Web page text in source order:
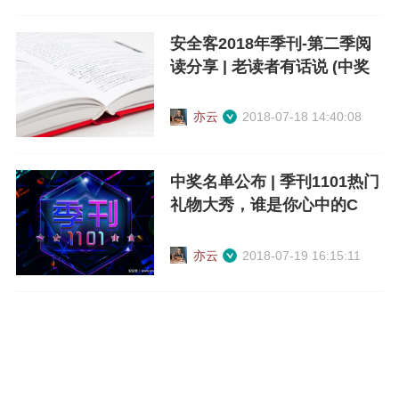
安全客2018年季刊-第二季阅
读分享 | 老读者有话说 (中奖
亦云 2018-07-18 14:40:08
中奖名单公布 | 季刊1101热门
礼物大秀，谁是你心中的C
亦云 2018-07-19 16:15:11